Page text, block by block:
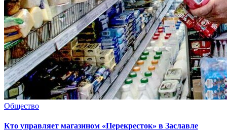
Общество
Кто управляет магазином «Перекресток» в Заславле